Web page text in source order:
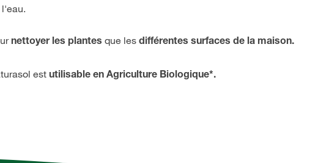
nettoyer les plantes que lesdifférentes surfaces de la maison.
estutilisable en Agriculture Biologique*.